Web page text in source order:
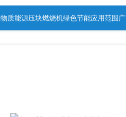
质能源压块燃烧机绿色节能应用范围广